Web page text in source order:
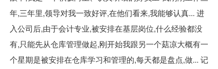
年,三年里,领导对我一致好评,在他们看来,我能够认真... 进
入公司后,由于会计专业,被安排在基层岗位,什么经验都没
有,只能先从仓库管理做起,刚开始我跟另一个菇凉大概有一
个星期是被安排在仓库学习和管理的,每天都是盘点,做... 记